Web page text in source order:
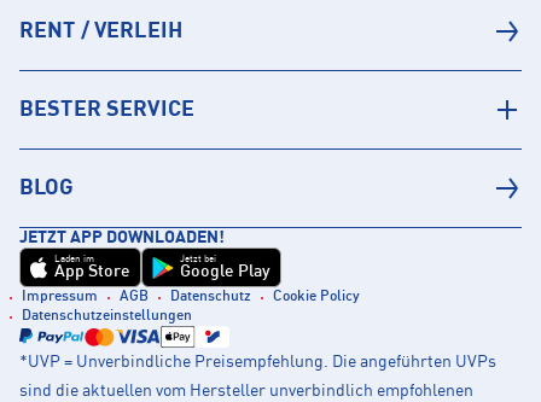
RENT / VERLEIH
BESTER SERVICE
BLOG
JETZT APP DOWNLOADEN!
Laden im
App Store
Jetzt bei
Google Play
Impressum AGB Datenschutz
Cookie Policy
Datenschutzeinstellungen
*UVP = Unverbindliche Preisempfehlung. Die angeführten UVPs
sind die aktuellen vom Hersteller unverbindlich empfohlenen